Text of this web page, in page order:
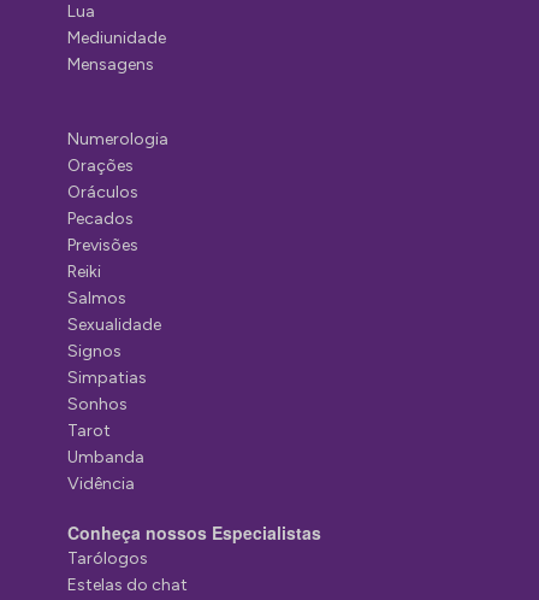
Lua
Mediunidade
Mensagens
Numerologia
Orações
Oráculos
Pecados
Previsões
Reiki
Salmos
Sexualidade
Signos
Simpatias
Sonhos
Tarot
Umbanda
Vidência
Conheça nossos Especialistas
Tarólogos
Estelas do chat